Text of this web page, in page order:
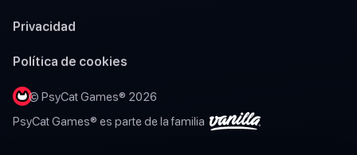
Privacidad
Política de cookies
© PsyCat Games® 2026
PsyCat Games® es parte de la familia